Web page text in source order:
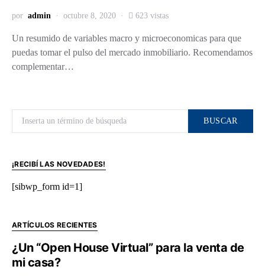
por admin octubre 8, 2020 623 vistas
Un resumido de variables macro y microeconomicas para que
puedas tomar el pulso del mercado inmobiliario. Recomendamos
complementar…
BUSCAR
¡RECIBÍ LAS NOVEDADES!
[sibwp_form id=1]
ARTÍCULOS RECIENTES
¿Un “Open House Virtual” para la venta de
mi casa?